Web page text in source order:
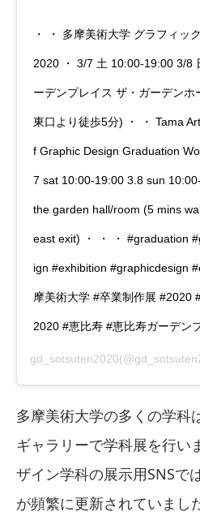
・ ・ 多摩美術大学 グラフィッ
2020 ・ 3/7 土 10:00-19:00 3/8
ーデンプレイス ザ・ガーデン
東口より徒歩5分) ・ ・ Tama
f Graphic Design Graduation
7 sat 10:00-19:00 3.8 sun
the garden hall/room (5 mins
east exit) ・ ・ ・ #graduation
ign #exhibition #graphicdesign
摩美術大学 #卒業制作展 #2020
2020 #恵比寿 #恵比寿ガーデン
gd_sotsuten2020
多摩美術大学の多くの学科
ギャラリーで学科展を行い
ザイン学科の展示用SNS
が頻繁に更新されていまし